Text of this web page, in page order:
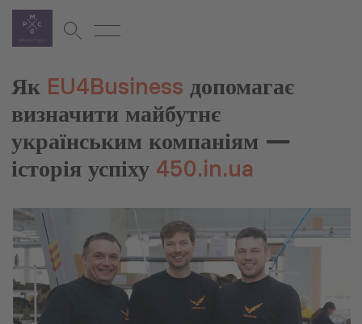
Як EU4Business допомагає
визначити майбутнє
українським компаніям —
історія успіху 450.in.ua